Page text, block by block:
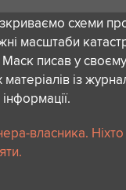
схеми
масштаби
писав у
із
власника.